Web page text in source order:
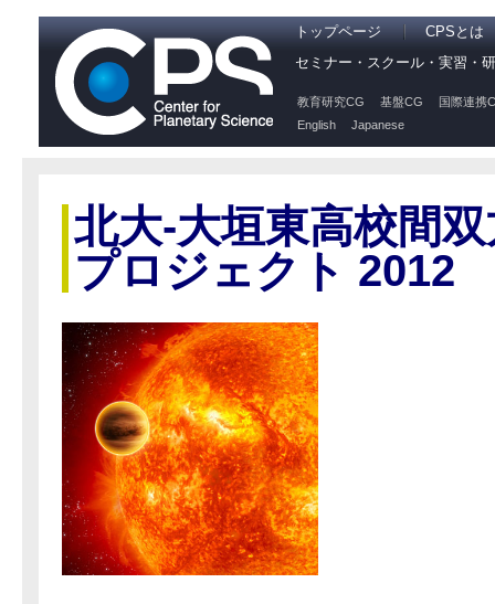
トップページ
CPSとは
セミナー・スクール・実習・
教育研究CG 基盤CG
国際連携
English
Japanese
北大-大垣東高校間
プロジェクト 2012